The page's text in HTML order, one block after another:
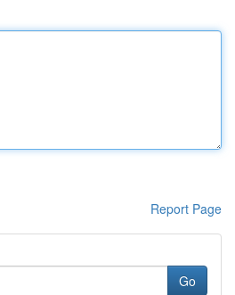
Report Page
Go